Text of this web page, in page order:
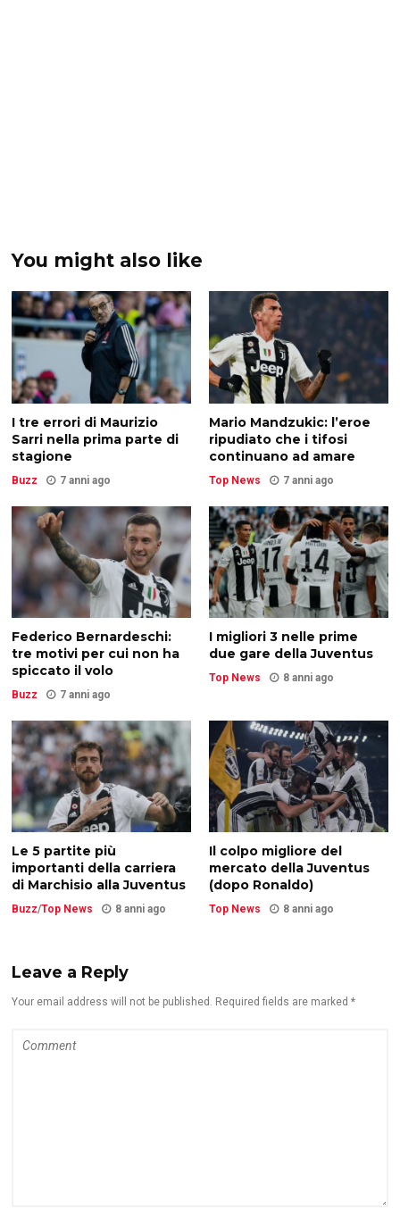
You might also like
I tre errori di Maurizio
Sarri nella prima parte di
stagione
Buzz 7 anni ago
Mario Mandzukic: l’eroe
ripudiato che i tifosi
continuano ad amare
Top News 7 anni ago
Federico Bernardeschi:
tre motivi per cui non ha
spiccato il volo
Buzz 7 anni ago
I migliori 3 nelle prime
due gare della Juventus
Top News 8 anni ago
Le 5 partite più
importanti della carriera
di Marchisio alla Juventus
Buzz/Top News 8 anni ago
Il colpo migliore del
mercato della Juventus
(dopo Ronaldo)
Top News 8 anni ago
Leave a Reply
Your email address will not be published. Required fields are marked *